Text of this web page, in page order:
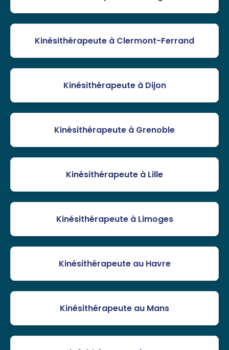
Kinésithérapeute à Clermont-Ferrand
Kinésithérapeute à Dijon
Kinésithérapeute à Grenoble
Kinésithérapeute à Lille
Kinésithérapeute à Limoges
Kinésithérapeute au Havre
Kinésithérapeute au Mans